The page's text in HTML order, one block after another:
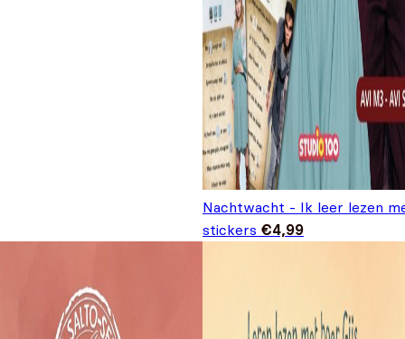
Nachtwacht - Ik leer lezen
stickers €4,99